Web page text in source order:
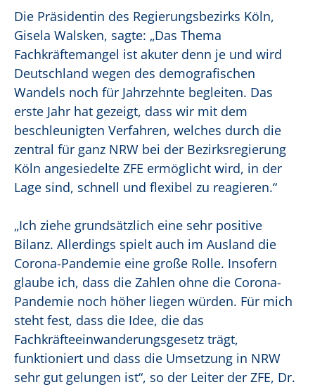
Die Präsidentin des Regierungsbezirks Köln,
Gisela Walsken, sagte: „Das Thema
Fachkräftemangel ist akuter denn je und wird
Deutschland wegen des demografischen
Wandels noch für Jahrzehnte begleiten. Das
erste Jahr hat gezeigt, dass wir mit dem
beschleunigten Verfahren, welches durch die
zentral für ganz NRW bei der Bezirksregierung
Köln angesiedelte ZFE ermöglicht wird, in der
Lage sind, schnell und flexibel zu reagieren.“
„Ich ziehe grundsätzlich eine sehr positive
Bilanz. Allerdings spielt auch im Ausland die
Corona-Pandemie eine große Rolle. Insofern
glaube ich, dass die Zahlen ohne die Corona-
Pandemie noch höher liegen würden. Für mich
steht fest, dass die Idee, die das
Fachkräfteeinwanderungsgesetz trägt,
funktioniert und dass die Umsetzung in NRW
sehr gut gelungen ist“, so der Leiter der ZFE, Dr.